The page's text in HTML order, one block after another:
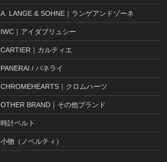
A. LANGE & SOHNE｜ランゲアンドゾーネ
IWC｜アイダブリュシー
CARTIER｜カルティエ
PANERAI / パネライ
CHROMEHEARTS｜クロムハーツ
OTHER BRAND｜その他ブランド
時計ベルト
小物（ノベルティ）